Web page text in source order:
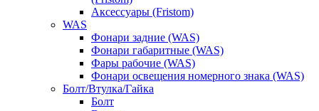
Аксессуары (Fristom)
WAS
Фонари задние (WAS)
Фонари габаритные (WAS)
Фары рабочие (WAS)
Фонари освещения номерного знака (WAS)
Болт/Втулка/Гайка
Болт